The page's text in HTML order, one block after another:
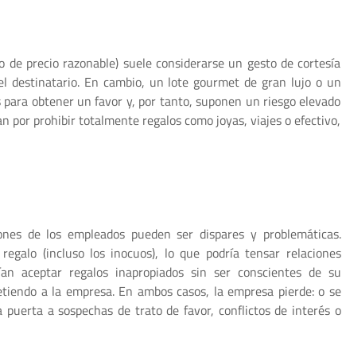
de precio razonable) suele considerarse un gesto de cortesía
destinatario. En cambio, un lote gourmet de gran lujo o un
obtener un favor y, por tanto, suponen un riesgo elevado
por prohibir totalmente regalos como joyas, viajes o efectivo,
de los empleados pueden ser dispares y problemáticas.
(incluso los inocuos), lo que podría tensar relaciones
aceptar regalos inapropiados sin ser conscientes de su
a la empresa. En ambos casos, la empresa pierde: o se
a sospechas de trato de favor, conflictos de interés o